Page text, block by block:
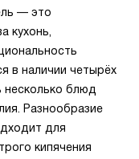
— это
кухонь,
в наличии четырёх
несколько блюд
Разнообразие
для
кипячения